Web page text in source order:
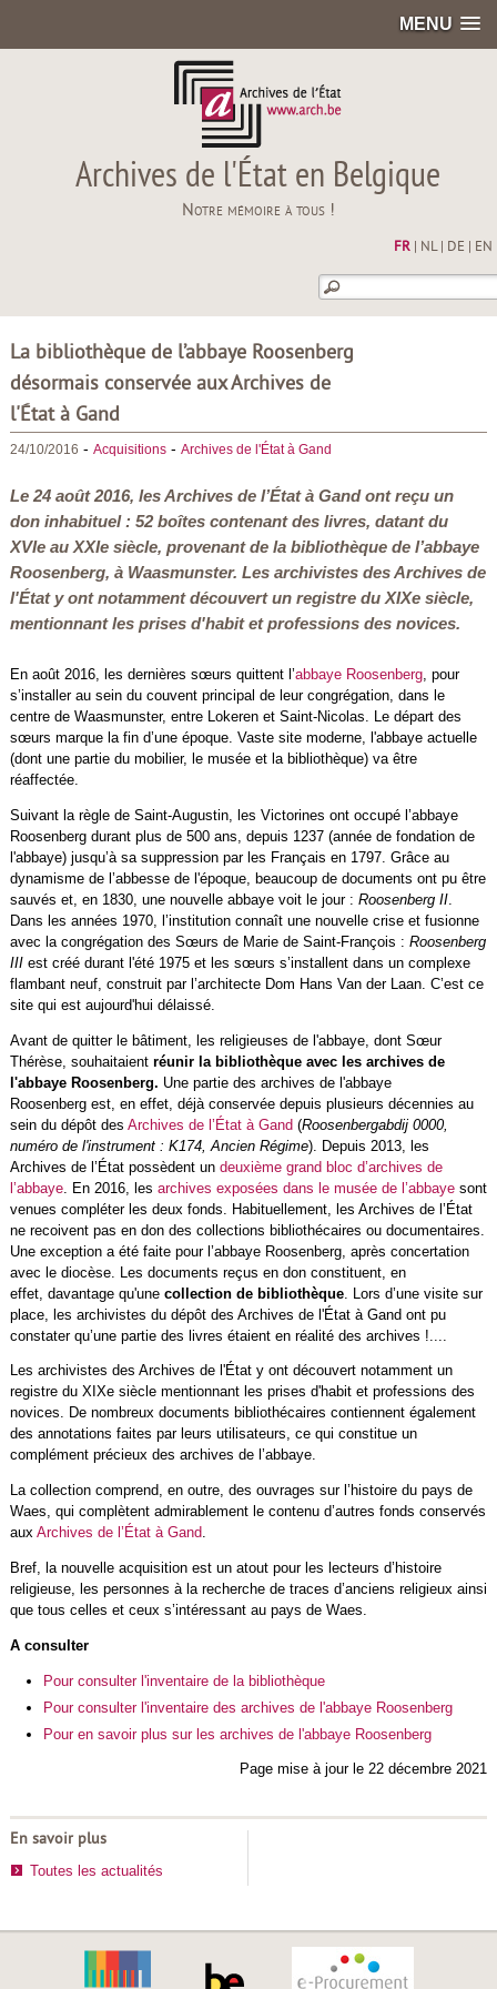
MENU
Archives de l'État en Belgique
Notre mémoire à tous !
FR| NL| DE EN
La bibliothèque de l’abbaye Roosenberg
désormais conservée aux Archives de
l'État à Gand
24/10/2016 - Acquisitions- Archives de l'État à Gand
Le 24 août 2016, les Archives de l’État à Gand ont reçu un
don inhabituel : 52 boîtes contenant des livres, datant du
XVIe au XXIe siècle, provenant de la bibliothèque de l’abbaye
Roosenberg, à Waasmunster. Les archivistes des Archives de
l'État y ont notamment découvert un registre du XIXe siècle,
mentionnant les prises d'habit et professions des novices.
En août 2016, les dernières sœurs quittent l’abbaye Roosenberg, pour
s’installer au sein du couvent principal de leur congrégation, dans le
centre de Waasmunster, entre Lokeren et Saint-Nicolas. Le départ des
sœurs marque la fin d’une époque. Vaste site moderne, l'abbaye actuelle
(dont une partie du mobilier, le musée et la bibliothèque) va être
réaffectée.
Suivant la règle de Saint-Augustin, les Victorines ont occupé l’abbaye
Roosenberg durant plus de 500 ans, depuis 1237 (année de fondation de
l'abbaye) jusqu’à sa suppression par les Français en 1797. Grâce au
dynamisme de l’abbesse de l'époque, beaucoup de documents ont pu être
sauvés et, en 1830, une nouvelle abbaye voit le jour : Roosenberg II.
Dans les années 1970, l’institution connaît une nouvelle crise et fusionne
avec la congrégation des Sœurs de Marie de Saint-François : Roosenberg
IIIest créé durant l'été 1975 et les sœurs s’installent dans un complexe
flambant neuf, construit par l’architecte Dom Hans Van der Laan. C’est ce
site qui est aujourd'hui délaissé.
Avant de quitter le bâtiment, les religieuses de l'abbaye, dont Sœur
Thérèse, souhaitaient réunir la bibliothèque avec les archives de
l'abbaye Roosenberg. Une partie des archives de l'abbaye
Roosenberg est, en effet, déjà conservée depuis plusieurs décennies au
sein du dépôt des Archives de l’État à Gand(Roosenbergabdij 0000,
numéro de l'instrument : K174, Ancien Régime). Depuis 2013, les
Archives de l’État possèdent un deuxième grand bloc d’archives de
l’abbaye. En 2016, les archives exposées dans le musée de l’abbayesont
venues compléter les deux fonds. Habituellement, les Archives de l’État
ne recoivent pas en don des collections bibliothécaires ou documentaires.
Une exception a été faite pour l’abbaye Roosenberg, après concertation
avec le diocèse. Les documents reçus en don constituent, en
effet, davantage qu'unecollection de bibliothèque. Lors d’une visite sur
place, les archivistes du dépôt des Archives de l'État à Gand ont pu
constater qu’une partie des livres étaient en réalité des archives !....
Les archivistes des Archives de l'État y ont découvert notamment un
registre du XIXe siècle mentionnant les prises d'habit et professions des
novices. De nombreux documents bibliothécaires contiennent également
des annotations faites par leurs utilisateurs, ce qui constitue un
complément précieux des archives de l’abbaye.
La collection comprend, en outre, des ouvrages sur l’histoire du pays de
Waes, qui complètent admirablement le contenu d’autres fonds conservés
aux Archives de l’État à Gand.
Bref, la nouvelle acquisition est un atout pour les lecteurs d’histoire
religieuse, les personnes à la recherche de traces d’anciens religieux ainsi
que tous celles et ceux s’intéressant au pays de Waes.
A consulter
Pour consulter l'inventaire de la bibliothèque
Pour consulter l'inventaire des archives de l'abbaye Roosenberg
Pour en savoir plus sur les archives de l'abbaye Roosenberg
Page mise à jour le 22 décembre 2021
En savoir plus
Toutes les actualités